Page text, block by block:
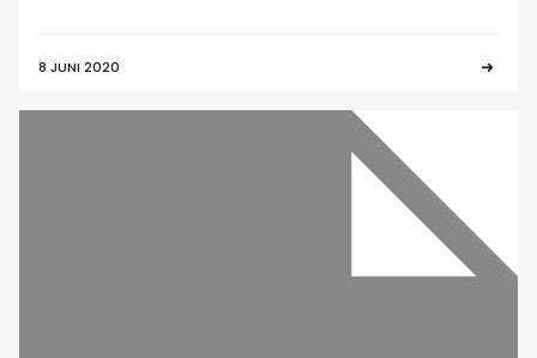
8 JUNI 2020